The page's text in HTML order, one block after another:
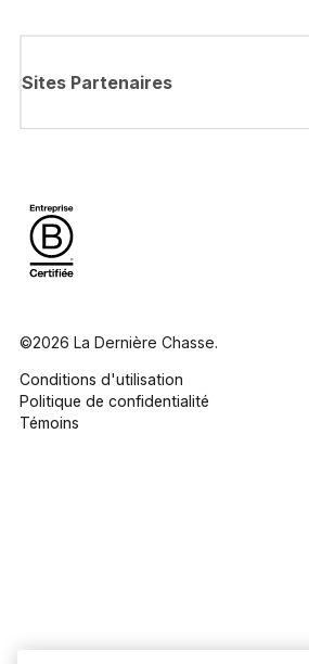
Sites Partenaires
©2026 La Dernière Chasse.
Conditions d'utilisation
Politique de confidentialité
Témoins